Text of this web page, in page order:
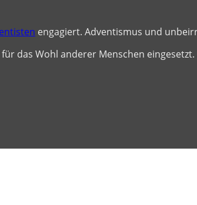
engagiert. Adventismus und
das Wohl anderer Menschen